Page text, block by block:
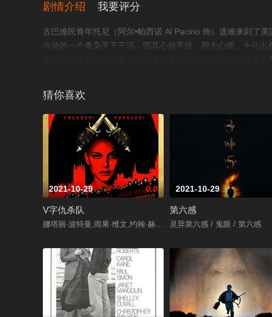
剧情介绍 我要评分
古巴难民青年托尼（阿尔•帕西诺 Al Pacino 饰）逃难来到了
当地的一个毒枭手下干活，因其心狠手辣、胆大心细，十分
而托尼并没有就此满足，他先是从委内瑞拉的毒枭那里接下
的家人、好兄弟都充满怀疑。疑心使他逐渐走上了不归路！©豆
猜你喜欢
2021-10-29 0.0
V字仇杀队
娜塔丽·波特曼,雨果·维文,约翰·赫特,斯蒂芬·瑞,斯蒂芬·弗雷,詹姆斯
2021-10-29
第六感
灵异第六感 / 鬼眼 / 第六感